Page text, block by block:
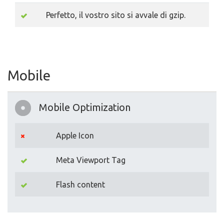
Perfetto, il vostro sito si avvale di gzip.
Mobile
Mobile Optimization
Apple Icon
Meta Viewport Tag
Flash content